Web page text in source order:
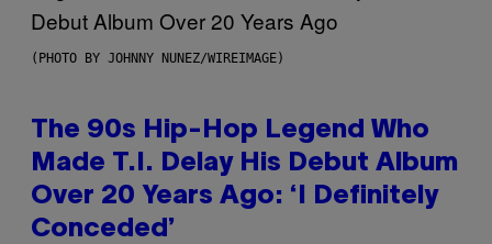
(PHOTO BY JOHNNY NUNEZ/WIREIMAGE)
The 90s Hip-Hop Legend Who
Made T.I. Delay His Debut Album
Over 20 Years Ago: ‘I Definitely
Conceded’